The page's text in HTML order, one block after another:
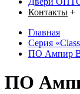
Контакты +
Главная
Серия
ПО Ампир
ПО